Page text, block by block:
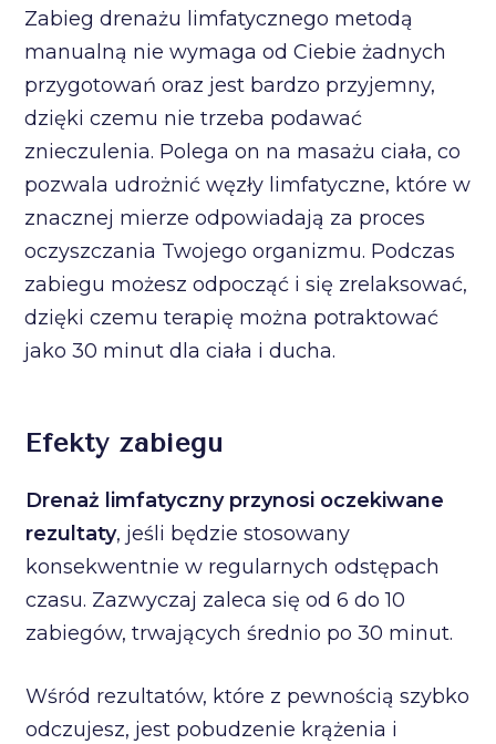
Zabieg drenażu limfatycznego metodą
manualną nie wymaga od Ciebie żadnych
przygotowań oraz jest bardzo przyjemny,
dzięki czemu nie trzeba podawać
znieczulenia. Polega on na masażu ciała, co
pozwala udrożnić węzły limfatyczne, które w
znacznej mierze odpowiadają za proces
oczyszczania Twojego organizmu. Podczas
zabiegu możesz odpocząć i się zrelaksować,
dzięki czemu terapię można potraktować
jako 30 minut dla ciała i ducha.
Efekty zabiegu
Drenaż limfatyczny przynosi oczekiwane
rezultaty, jeśli będzie stosowany
konsekwentnie w regularnych odstępach
czasu. Zazwyczaj zaleca się od 6 do 10
zabiegów, trwających średnio po 30 minut.
Wśród rezultatów, które z pewnością szybko
odczujesz, jest pobudzenie krążenia i